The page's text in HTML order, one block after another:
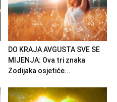
DO KRAJA AVGUSTA SVE SE
MIJENJA: Ova tri znaka
Zodijaka osjetiće...